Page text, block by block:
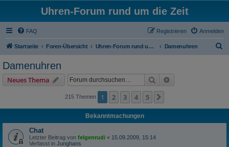
Uhren-Forum rund um die Zeit
FAQ Anmelden
Registrieren
Startseite Foren-Übersicht Uhren-Forum rund um alle Armbanduhren Damenuhren
Damenuhren
Neues Thema Suche
215 Themen 1 2 3 4 5
Bekanntmachungen
Chat
Letzter Beitrag von felgenrudi « 15.09.2009, 15:14
Verfasst in Junghans